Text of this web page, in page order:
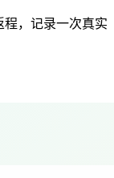
程，记录一次真实